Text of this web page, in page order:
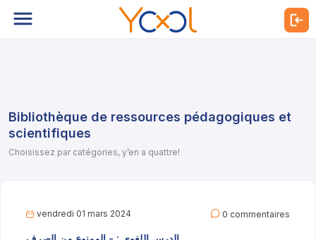
Bibliothèque de ressources pédagogiques et
scientifiques
Choisissez par catégories, y’en a quattre!
vendredi 01 mars 2024 0 commentaires